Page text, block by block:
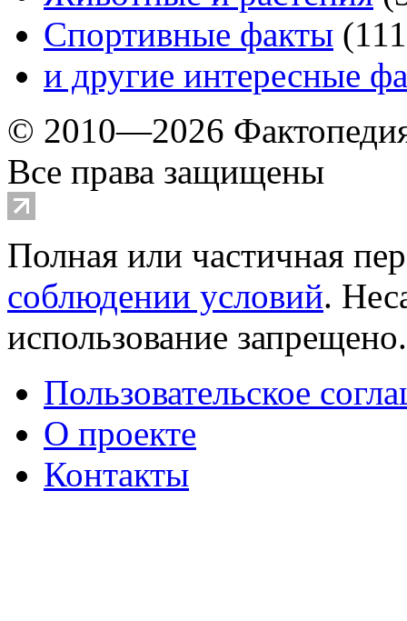
Спортивные факты (111
и другие интересные
© 2010—2026
Все права защищены
Полная или частичная
соблюдении условий.
использование
Пользовательское
О проекте
Контакты